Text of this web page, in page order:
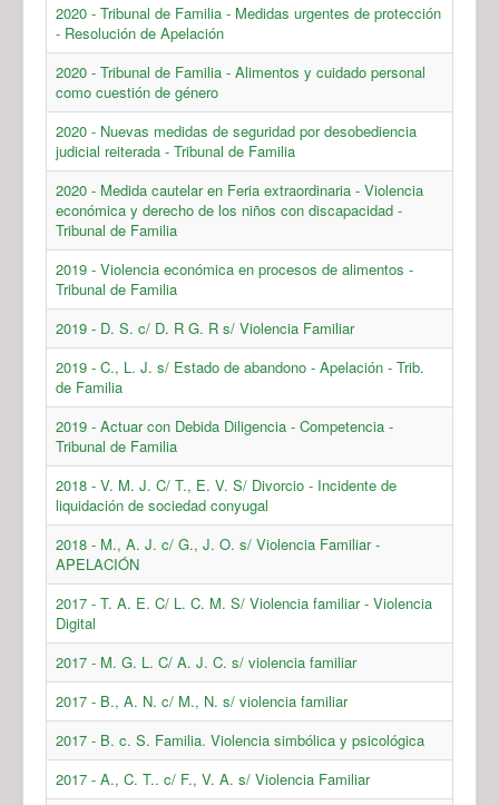
2020 - Tribunal de Familia - Medidas urgentes de protección
- Resolución de Apelación
2020 - Tribunal de Familia - Alimentos y cuidado personal
como cuestión de género
2020 - Nuevas medidas de seguridad por desobediencia
judicial reiterada - Tribunal de Familia
2020 - Medida cautelar en Feria extraordinaria - Violencia
económica y derecho de los niños con discapacidad -
Tribunal de Familia
2019 - Violencia económica en procesos de alimentos -
Tribunal de Familia
2019 - D. S. c/ D. R G. R s/ Violencia Familiar
2019 - C., L. J. s/ Estado de abandono - Apelación - Trib.
de Familia
2019 - Actuar con Debida Diligencia - Competencia -
Tribunal de Familia
2018 - V. M. J. C/ T., E. V. S/ Divorcio - Incidente de
liquidación de sociedad conyugal
2018 - M., A. J. c/ G., J. O. s/ Violencia Familiar -
APELACIÓN
2017 - T. A. E. C/ L. C. M. S/ Violencia familiar - Violencia
Digital
2017 - M. G. L. C/ A. J. C. s/ violencia familiar
2017 - B., A. N. c/ M., N. s/ violencia familiar
2017 - B. c. S. Familia. Violencia simbólica y psicológica
2017 - A., C. T.. c/ F., V. A. s/ Violencia Familiar